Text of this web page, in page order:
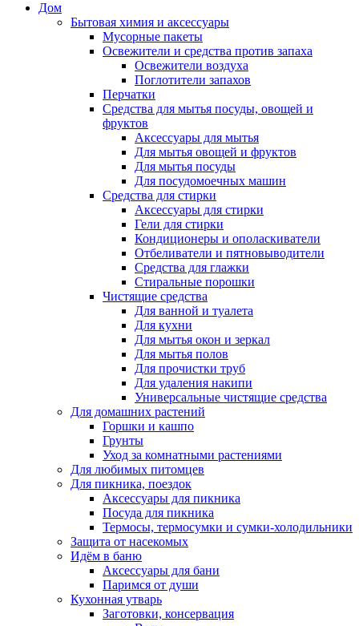
Дом
Бытовая химия и аксессуары
Мусорные пакеты
Освежители и средства против запаха
Освежители воздуха
Поглотители запахов
Перчатки
Средства для мытья посуды, овощей и
фруктов
Аксессуары для мытья
Для мытья овощей и фруктов
Для мытья посуды
Для посудомоечных машин
Средства для стирки
Аксессуары для стирки
Гели для стирки
Кондиционеры и ополаскиватели
Отбеливатели и пятновыводители
Средства для глажки
Стиральные порошки
Чистящие средства
Для ванной и туалета
Для кухни
Для мытья окон и зеркал
Для мытья полов
Для прочистки труб
Для удаления накипи
Универсальные чистящие средства
Для домашних растений
Горшки и кашпо
Грунты
Уход за комнатными растениями
Для любимых питомцев
Для пикника, поездок
Аксессуары для пикника
Посуда для пикника
Термосы, термосумки и сумки-холодильники
Защита от насекомых
Идём в баню
Аксессуары для бани
Паримся от души
Кухонная утварь
Заготовки, консервация